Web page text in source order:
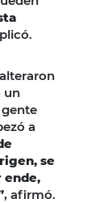
un
a
se
ende,
, afirmó.